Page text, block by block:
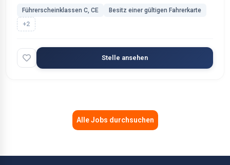
Führerscheinklassen C, CE
Besitz einer gültigen Fahrerkarte
+2
Stelle ansehen
Alle Jobs durchsuchen